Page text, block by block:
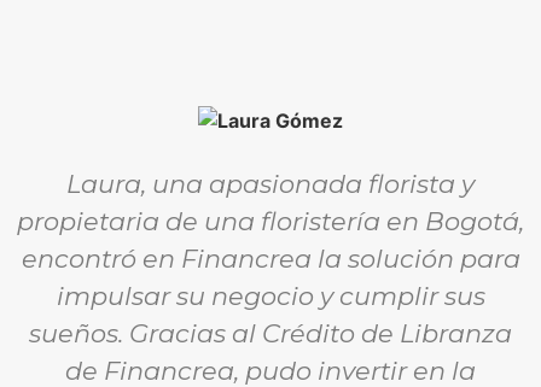
Laura, una apasionada florista y
propietaria de una floristería en Bogotá,
encontró en Financrea la solución para
impulsar su negocio y cumplir sus
sueños. Gracias al Crédito de Libranza
de Financrea, pudo invertir en la